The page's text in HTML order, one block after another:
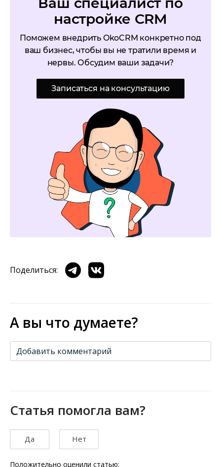
настройке CRM
Поможем внедрить OkoCRM конкретно под
ваш бизнес, чтобы вы не тратили время и
нервы. Обсудим ваши задачи?
Записаться на консультацию
Поделиться:
А вы что думаете?
Добавить комментарий
Статья помогла вам?
Да Нет
Положительно оценили статью: